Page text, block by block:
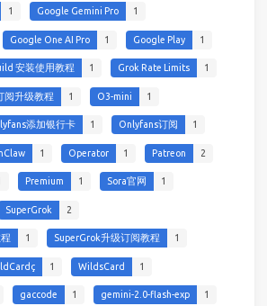
1 Google Gemini Pro 1
Google One AI Pro 1 Google Play 1
安装使用教程 1 Grok Rate Limits 1
阅升级教程 1 O3-mini 1
添加银行卡 1 Onlyfans订阅 1
1 Operator 1 Patreon 2
Premium 1 Sora官网 1
SuperGrok 2
1 SuperGrok升级订阅教程 1
1 WildsCard 1
gaccode 1 gemini-2.0-flash-exp 1